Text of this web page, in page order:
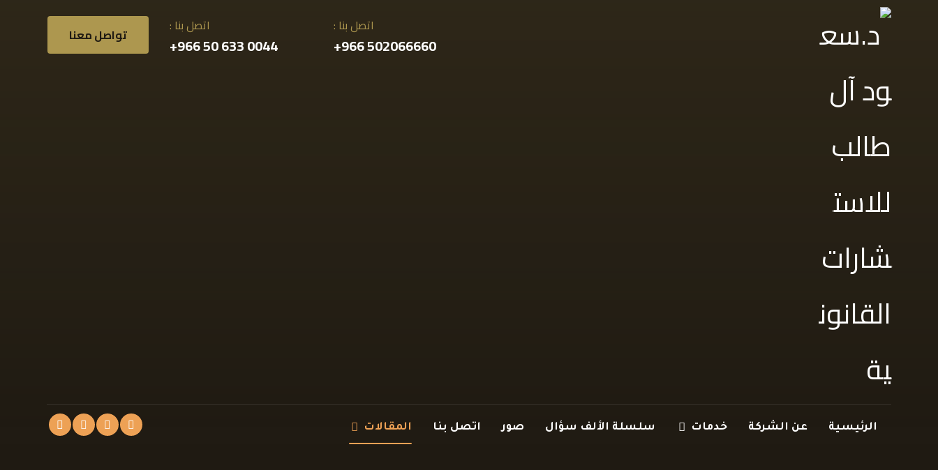
تواصل معنا اتصل بنا :
0044 633 50 966+
اتصل بنا :
502066660 966+
الرئيسية عن الشركة خدمات سلسلة الألف سؤال صور اتصل بنا المقالات